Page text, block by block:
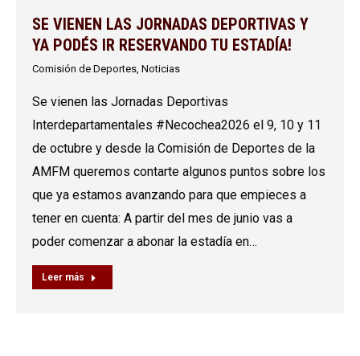
SE VIENEN LAS JORNADAS DEPORTIVAS Y
YA PODÉS IR RESERVANDO TU ESTADÍA!
Comisión de Deportes Noticias
Se vienen las Jornadas Deportivas
Interdepartamentales #Necochea2026 el 9, 10 y 11
de octubre y desde la Comisión de Deportes de la
AMFM queremos contarte algunos puntos sobre los
que ya estamos avanzando para que empieces a
tener en cuenta: A partir del mes de junio vas a
poder comenzar a abonar la estadía en…
Leer más